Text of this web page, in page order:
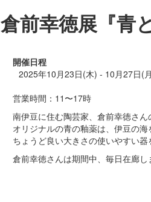
倉前幸徳展『青
開催日程
2025年10月23日(木) - 10月27日(
営業時間：11〜17時
南伊豆に住む陶芸家、倉前幸徳さん
オリジナルの青の釉薬は、伊豆の海
ちょうど良い大きさの使いやすい器
倉前幸徳さんは期間中、毎日在廊し